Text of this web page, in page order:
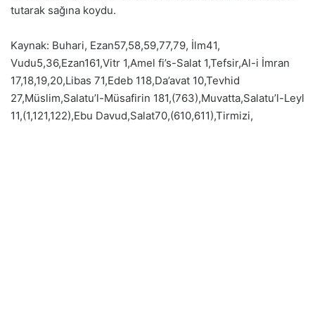
tutarak sağına koydu.
Kaynak: Buhari, Ezan57,58,59,77,79, İlm41,
Vudu5,36,Ezan161,Vitr 1,Amel fi’s-Salat 1,Tefsir,Al-i İmran
17,18,19,20,Libas 71,Edeb 118,Da’avat 10,Tevhid
27,Müslim,Salatu’l-Müsafirin 181,(763),Muvatta,Salatu’l-Leyl
11,(1,121,122),Ebu Davud,Salat70,(610,611),Tirmizi,